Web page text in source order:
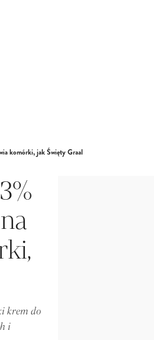
komórki, jak Święty Graal
krem do
i